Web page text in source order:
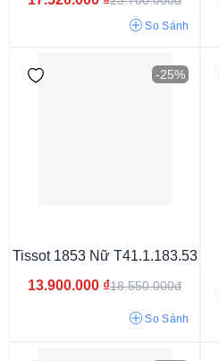
So Sánh
-25%
Tissot 1853 Nữ T41.1.183.53
13.900.000 ₫18.550.000đ
So Sánh